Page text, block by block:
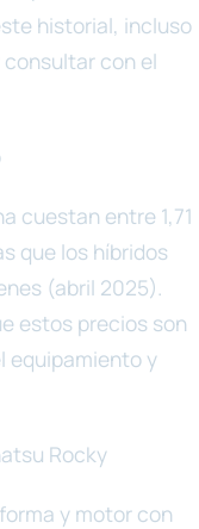
historial, incluso
con el
cuestan entre 1,71
que los híbridos
(abril 2025).
estos precios son
equipamiento y
Rocky
y motor con